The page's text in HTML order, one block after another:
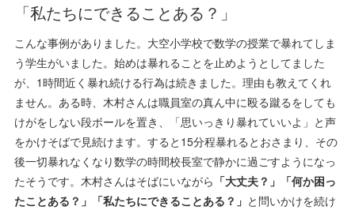
「私たちにできることある？」
こんな事例がありました。大空小学校で数学の授業で暴れてしま
う学生がいました。始めは暴れることを止めようとしてました
が、1時間近く暴れ続ける行為は続きました。理由も教えてくれ
ません。ある時、木村さんは職員室の真ん中に殴る蹴るをしても
けがをしない段ボールを置き、「思いっきり暴れていいよ」と声
をかけそばで見続けます。すると15分程暴れるとおさまり、その
後一切暴れなくなり数学の時間校長室で静かに過ごすようになっ
たそうです。木村さんはそばにいながら 「大丈夫？」「何か困っ
たことある？」「私たちにできることある？」 と問いかけを続け